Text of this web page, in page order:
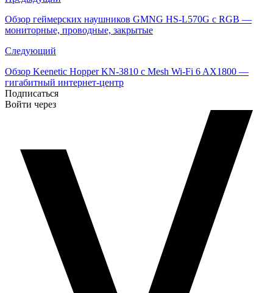
по
записям
Обзор геймерских наушников GMNG HS-L570G с RGB —
мониторные, проводные, закрытые
Следующий
Обзор Keenetic Hopper KN-3810 с Mesh Wi-Fi 6 AX1800 —
гигабитный интернет-центр
Подписаться
Войти через